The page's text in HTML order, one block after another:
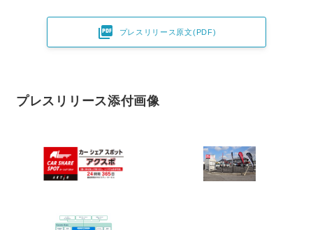
 プレスリリース原文(PDF)
プレスリリース添付画像